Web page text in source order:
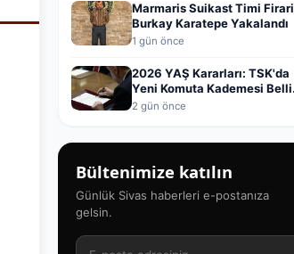
Marmaris Suikast Timi
Burkay Karatepe Yakalandı
1 gün önce
2026 YAŞ Kararları: TSK'da
Yeni Komuta Kademesi Belli
Oldu
2 gün önce
Bültenimize katılın
Günlük Sivas haberleri e-postanıza
gelsin.